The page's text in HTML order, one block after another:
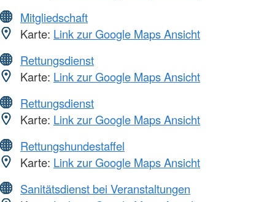
Mitgliedschaft
Karte: Link zur Google Maps Ansicht
Rettungsdienst
Karte: Link zur Google Maps Ansicht
Rettungsdienst
Karte: Link zur Google Maps Ansicht
Rettungshundestaffel
Karte: Link zur Google Maps Ansicht
Sanitätsdienst bei Veranstaltungen